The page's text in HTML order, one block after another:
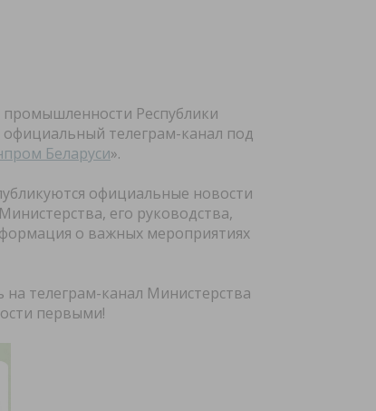
Республики
официальный телеграм-канал под
Беларуси».
официальные новости
его руководства,
о важных мероприятиях
на телеграм-канал Министерства
первыми!